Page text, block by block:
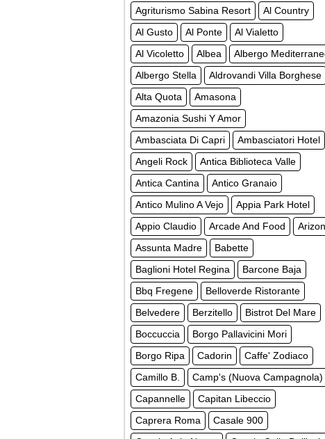
Agriturismo Sabina Resort
Al Country
Al Gusto
Al Ponte
Al Vialetto
Al Vicoletto
Albea
Albergo
Albergo Stella
Aldrovandi Villa Borghese
Alta Quota
Amasona
Amazonia Sushi Y Amor
Ambasciata Di Capri
Ambasciatori Hotel
Angeli Rock
Antica Biblioteca Valle
Antica Cantina
Antico Granaio
Antico Mulino A Vejo
Appia Park Hotel
Appio Claudio
Arcade And Food
Assunta Madre
Babette
Baglioni Hotel Regina
Barcone Baja
Bbq Fregene
Belloverde Ristorante
Belvedere
Berzitello
Bistrot Del Mare
Boccuccia
Borgo Pallavicini Mori
Borgo Ripa
Cadorin
Caffe' Zodiaco
Camillo B.
Camp's (Nuova Campagnola)
Capannelle
Capitan Libeccio
Caprera Roma
Casale 900